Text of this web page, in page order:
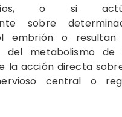
o si
sobre
embrión o resultan
del metabolismo de
la acción directa
central o